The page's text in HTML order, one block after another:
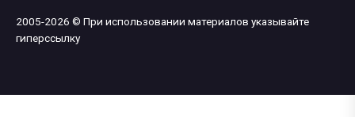
2005-2026 © При использовании материалов указывайте
гиперссылку